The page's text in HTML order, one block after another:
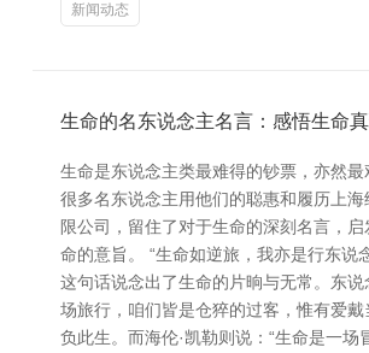
新闻动态
生命的名东说念主名言：感悟生命
生命是东说念主类最难得的钞票，亦然最
很多名东说念主用他们的聪惠和履历上
限公司，留住了对于生命的深刻名言，
命的意旨。 “生命如逆旅，我亦是行东说
这句话说念出了生命的片晌与无常。东
场旅行，咱们皆是仓猝的过客，惟有爱戴
负此生。而海伦·凯勒则说：“生命是一场